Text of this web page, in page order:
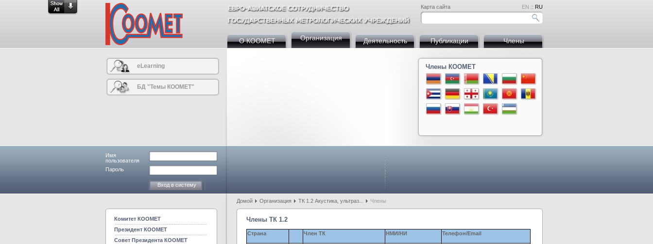
Карта сайта EN :: RU
О КООМЕТ Организация Деятельность Публикации Члены
eLearning
БД "Темы КООМЕТ"
Члены КООМЕТ
Босния и Герцеговина
БолгарияКитай
КыргызстанМолдова
Узбекистан
Имя
пользователя
Пароль
Домой Организация ТК 1.2 Акустика, ультраз... Члены
Комитет КООМЕТ
Президент КООМЕТ
Совет Президента КООМЕТ
Члены ТК 1.2
Страна Член ТК НМИ/НИ Телефон/Email